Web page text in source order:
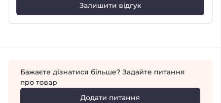
Залишити відгук
Бажаєте дізнатися більше? Задайте питання
про товар
Додати питання